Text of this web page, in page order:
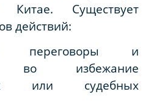
Китае. Существует
действий:
переговоры и
во избежание
или судебных